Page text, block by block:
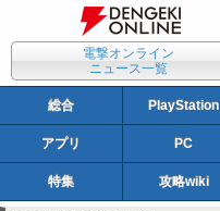
電撃オンライン
ニュース一覧
総合 PlayStation
アプリ PC
特集 攻略wiki